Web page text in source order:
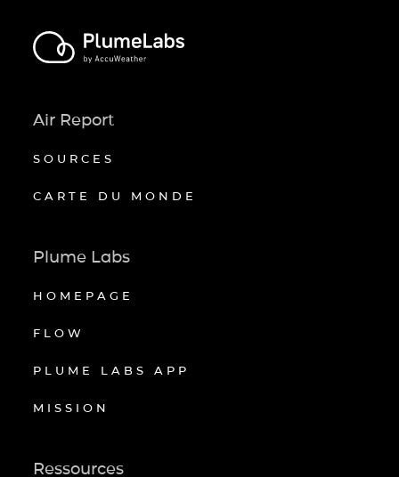
Air Report
SOURCES
CARTE DU MONDE
Plume Labs
HOMEPAGE
FLOW
PLUME LABS APP
MISSION
Ressources